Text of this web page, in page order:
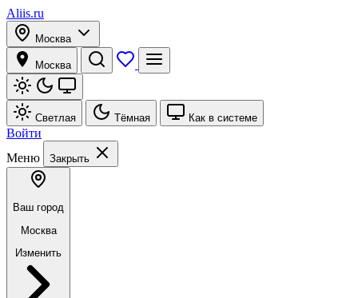
Aliis.ru
Москва
Москва
Светлая Тёмная Как в системе
Войти
Меню
Закрыть
Ваш город
Москва
Изменить